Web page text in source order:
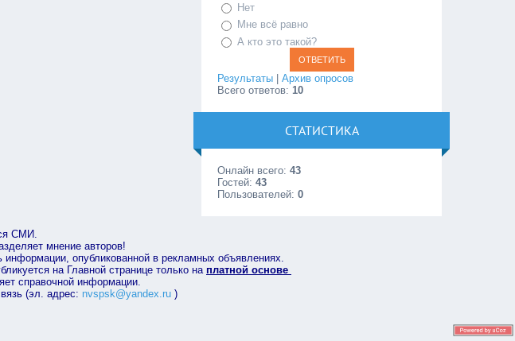
Нет
Мне всё равно
А кто это такой?
Результаты |Архив опросов
Всего ответов:10
СТАТИСТИКА
Онлайн всего:43
Гостей:43
Пользователей:0
СМИ.
мнение авторов!
информации, опубликованной в рекламных объявлениях.
на Главной странице только на платной основе
справочной информации.
(эл. адрес: nvspsk@yandex.ru)